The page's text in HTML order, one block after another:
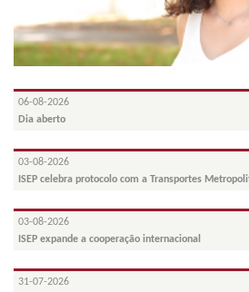
06-08-2026
Dia aberto
03-08-2026
ISEP celebra protocolo com a Transportes
03-08-2026
ISEP expande a cooperação internacional
31-07-2026